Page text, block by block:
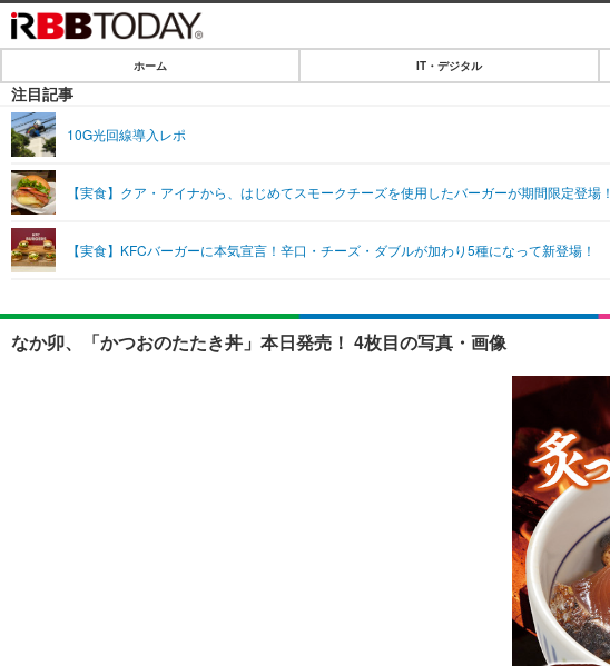
IT・デジタル
ショッピング
SPEED TEST
エンタメ
エンタメTOP
音楽
ライフ
ライフTOP
ペット
リリース一覧
ホーム IT・デジタル
注目記事
10G光回線導入レポ
【実食】クア・アイナから、はじめてスモークチーズを使用したバーガーが期間限定登場！
【実食】KFCバーガーに本気宣言！辛口・チーズ・ダブルが加わり5種になって新登場！
なか卯、「かつおのたたき丼」本日発売！ 4枚目の写真・画像